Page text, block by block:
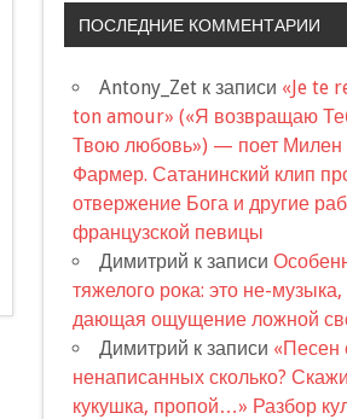
ПОСЛЕДНИЕ КОММЕНТАРИИ
Antony_Zet к записи «Je te
ton amour» («Я возвращаю
Твою любовь») — поет Милен
Фармер. Сатанинский клип
отвержение Бога и другие
французской певицы
Димитрий к записи
тяжелого рока: это не-музыка,
дающая ощущение ложной
Димитрий к записи «Песен
ненаписанных сколько?
кукушка, пропой…» Разбор